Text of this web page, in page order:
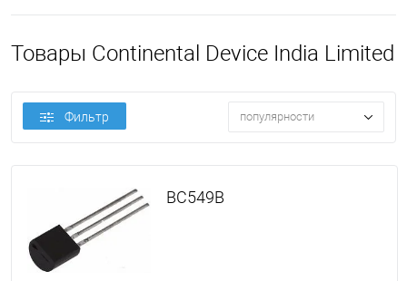
Товары Continental Device India Limited
Фильтр популярности
BC549B